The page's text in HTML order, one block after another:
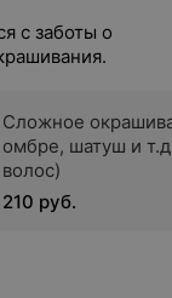
с заботы о
Сложное
омбре, шатуш и
волос)
210 руб.